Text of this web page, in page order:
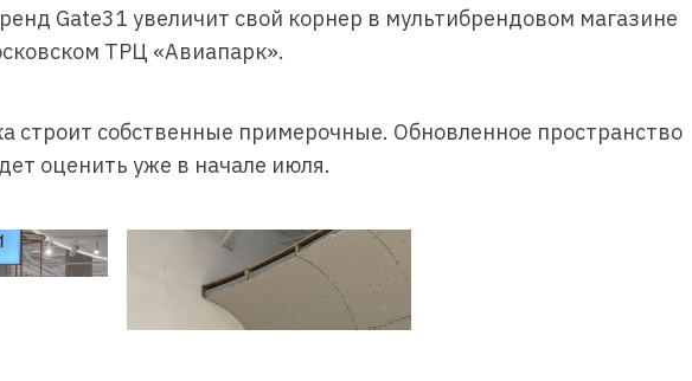
Gate31 увеличит свой корнер в мультибрендовом магазине
ТРЦ «Авиапарк».
строит собственные примерочные. Обновленное пространство
оценить уже в начале июля.